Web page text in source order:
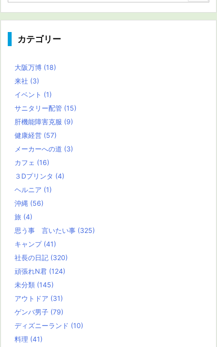
カテゴリー
大阪万博 (18)
来社 (3)
イベント (1)
サニタリー配管 (15)
肝機能障害克服 (9)
健康経営 (57)
メーカーへの道 (3)
カフェ (16)
３Dプリンタ (4)
ヘルニア (1)
沖縄 (56)
旅 (4)
思う事 言いたい事 (325)
キャンプ (41)
社長の日記 (320)
頑張れN君 (124)
未分類 (145)
アウトドア (31)
ゲンバ男子 (79)
ディズニーランド (10)
料理 (41)